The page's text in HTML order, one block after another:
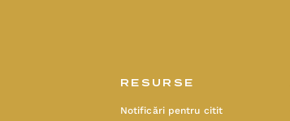
RESURSE
Notificări pentru citit